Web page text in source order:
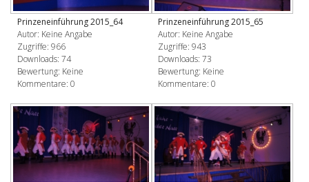
Prinzeneinführung 2015_64
Autor: Keine Angabe
Zugriffe: 966
Downloads: 74
Bewertung: Keine
Kommentare: 0
Prinzeneinführung 2015_65
Autor: Keine Angabe
Zugriffe: 943
Downloads: 73
Bewertung: Keine
Kommentare: 0